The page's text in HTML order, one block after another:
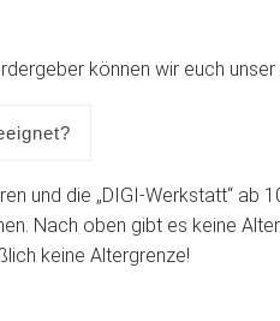
können wir euch
und die „DIGI-Werkstatt“ ab
Nach oben gibt es keine
keine Altergrenze!